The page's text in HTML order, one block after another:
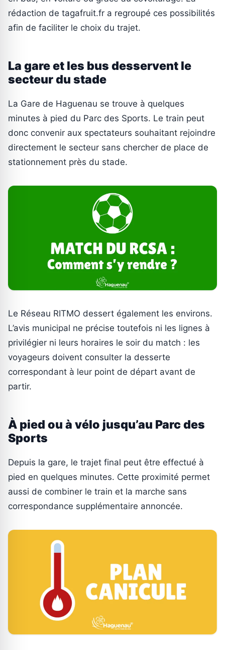
rédaction de tagafruit.fr a regroupé ces possibilités
afin de faciliter le choix du trajet.
La gare et les bus desservent le
secteur du stade
La Gare de Haguenau se trouve à quelques
minutes à pied du Parc des Sports. Le train peut
donc convenir aux spectateurs souhaitant rejoindre
directement le secteur sans chercher de place de
stationnement près du stade.
Le Réseau RITMO dessert également les environs.
L’avis municipal ne précise toutefois ni les lignes à
privilégier ni leurs horaires le soir du match : les
voyageurs doivent consulter la desserte
correspondant à leur point de départ avant de
partir.
À pied ou à vélo jusqu’au Parc des
Sports
Depuis la gare, le trajet final peut être effectué à
pied en quelques minutes. Cette proximité permet
aussi de combiner le train et la marche sans
correspondance supplémentaire annoncée.